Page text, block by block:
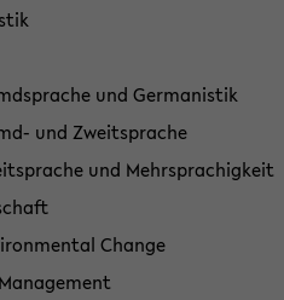
und Germanistik
und Zweitsprache
und Mehrsprachigkeit
Change